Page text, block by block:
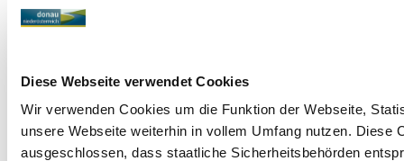
Diese Webseite verwendet Cookies
Wir verwenden Cookies um die Funktion der Webseite,
unsere Webseite weiterhin in vollem Umfang nutzen.
ausgeschlossen, dass staatliche Sicherheitsbehörden